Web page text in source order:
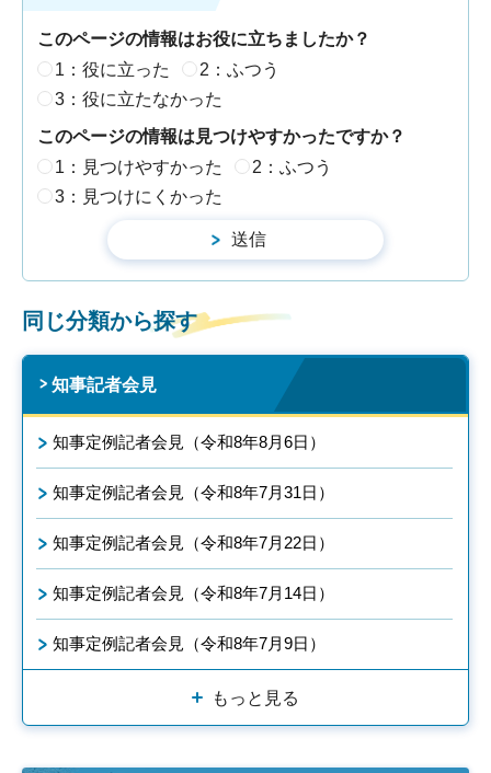
このページの情報はお役に立ちましたか？
1：役に立った
2：ふつう
3：役に立たなかった
このページの情報は見つけやすかったですか？
1：見つけやすかった
2：ふつう
3：見つけにくかった
同じ分類から探す
知事記者会見
知事定例記者会見（令和8年8月6日）
知事定例記者会見（令和8年7月31日）
知事定例記者会見（令和8年7月22日）
知事定例記者会見（令和8年7月14日）
知事定例記者会見（令和8年7月9日）
もっと見る